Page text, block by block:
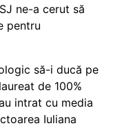
ne-a cerut să
pentru
să-i ducă pe
de 100%
intrat cu media
Iuliana